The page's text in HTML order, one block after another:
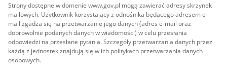
Strony dostępne w domenie www.gov.pl mogą zawierać adresy skrzynek
mailowych. Użytkownik korzystający z odnośnika będącego adresem e-
mail zgadza się na przetwarzanie jego danych (adres e-mail oraz
dobrowolnie podanych danych w wiadomości) w celu przesłania
odpowiedzi na przesłane pytania. Szczegóły przetwarzania danych przez
każdą z jednostek znajdują się w ich politykach przetwarzania danych
osobowych.